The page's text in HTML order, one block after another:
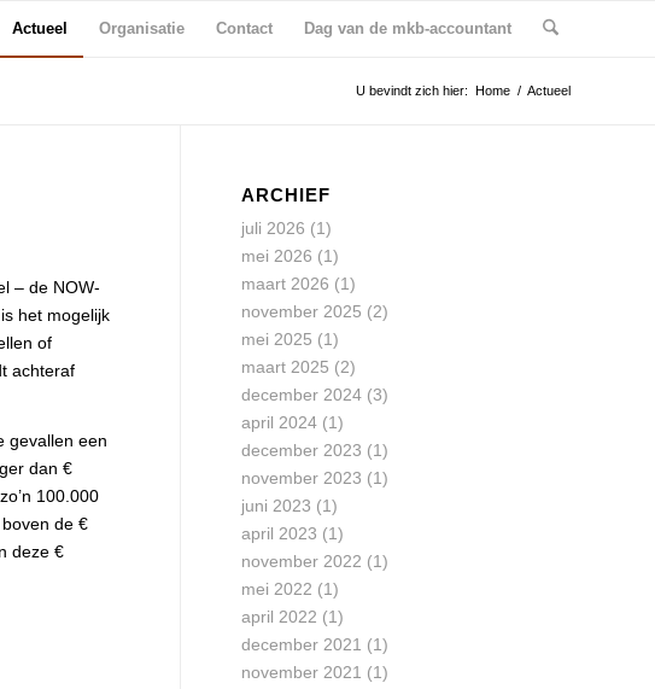
Actueel Organisatie Contact Dag van de mkb-accountant
U bevindt zich hier: Home / Actueel
– de NOW-
het mogelijk
of
achteraf
gevallen een
dan €
100.000
de €
deze €
ARCHIEF
juli 2026 (1)
mei 2026 (1)
maart 2026 (1)
november 2025 (2)
mei 2025 (1)
maart 2025 (2)
december 2024 (3)
april 2024 (1)
december 2023 (1)
november 2023 (1)
juni 2023 (1)
april 2023 (1)
november 2022 (1)
mei 2022 (1)
april 2022 (1)
december 2021 (1)
november 2021 (1)